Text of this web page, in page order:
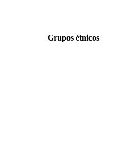
Grupos étnicos